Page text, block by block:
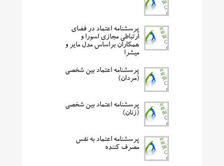
پرسشنامه اعتماد در فضای
ارتباطی مجازی اسورا و
همکاران براساس مدل مایر و
میشرا
پرسشنامه اعتماد بین شخصی
(مردان)
پرسشنامه اعتماد بین شخصی
(زنان)
پرسشنامه اعتماد به نفس
مصرف کننده